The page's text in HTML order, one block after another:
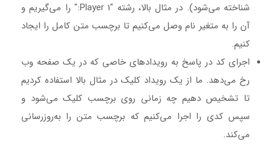
شناخته می‌شود). در مثال بالا، رشته "Player 1:" را می‌گیریم و
آن را به متغیر نام وصل می‌کنیم تا برچسب متن کامل را ایجاد
کنیم.
اجرای کد در پاسخ به رویدادهای خاصی که در یک صفحه وب
رخ می‌دهد. ما از یک رویداد کلیک در مثال بالا استفاده کردیم
تا تشخیص دهیم چه زمانی روی برچسب کلیک می‌شود و
سپس کدی را اجرا می‌کنیم که برچسب متن را به‌روزرسانی
می‌کند.